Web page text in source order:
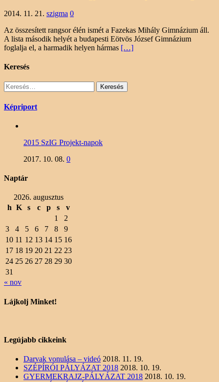
2014. 11. 21. szigma 0
Az összesített rangsor élén ismét a Fazekas Mihály Gimnázium áll.
A lista második helyét a budapesti Eötvös József Gimnázium
foglalja el, a harmadik helyen hármas […]
Keresés
Keresés:
Képriport
2015 SzIG Projekt-napok
2017. 10. 08. 0
Naptár
2026. augusztus
h K s c p s
v
1
2
3
4 5 6 7 8
9
10 11 12 13 14 15 16
17 18 19 20 21 22 23
24 25 26 27 28 29 30
31
« nov
Lájkolj Minket!
Legújabb cikkeink
Darvak vonulása – videó 2018. 11. 19.
SZÉPÍRÓI PÁLYÁZAT 2018 2018. 10. 19.
GYERMEKRAJZ-PÁLYÁZAT 2018 2018. 10. 19.